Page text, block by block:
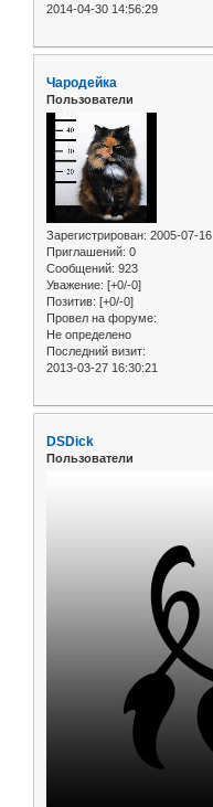
2014-04-30 14:56:29
Чародейка
Пользователи
Зарегистрирован: 2005-07-16
Приглашений: 0
Сообщений: 923
Уважение: [+0/-0]
Позитив: [+0/-0]
Провел на форуме:
Не определено
Последний визит:
2013-03-27 16:30:21
DSDick
Пользователи